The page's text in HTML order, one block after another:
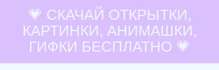
💗 СКАЧАЙ ОТКРЫТКИ,
КАРТИНКИ, АНИМАШКИ,
ГИФКИ БЕСПЛАТНО 💗